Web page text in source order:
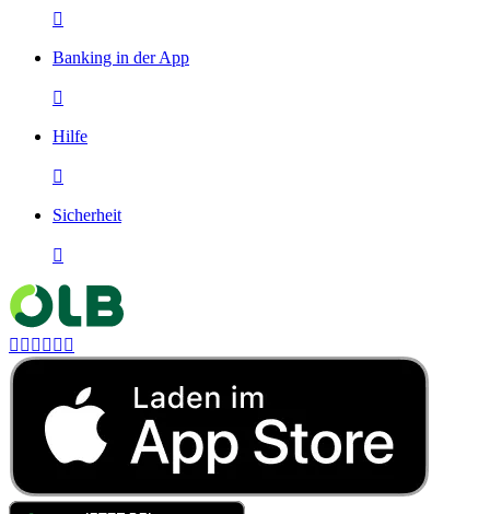

Banking in der App

Hilfe

Sicherheit

     